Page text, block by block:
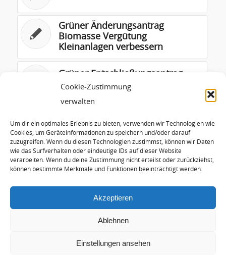
Cookie-Zustimmung
verwalten
Um dir ein optimales Erlebnis zu bieten, verwenden wir Technologien wie
Cookies, um Geräteinformationen zu speichern und/oder darauf
zuzugreifen. Wenn du diesen Technologien zustimmst, können wir Daten
wie das Surfverhalten oder eindeutige IDs auf dieser Website
verarbeiten. Wenn du deine Zustimmung nicht erteilst oder zurückziehst,
können bestimmte Merkmale und Funktionen beeinträchtigt werden.
Akzeptieren
Ablehnen
Einstellungen ansehen
Grüner Änderungsantrag
Biomasse Vergütung
Kleinanlagen verbessern
Grüner Entschließungsantrag
zum EEG 04.05.2010
2014
Presentation Kyiv Rada Oct 2017
HJF